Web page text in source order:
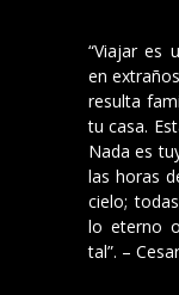
“Viajar es
en
resulta
tu casa.
Nada es
las horas
cielo;
lo eterno
tal”. –